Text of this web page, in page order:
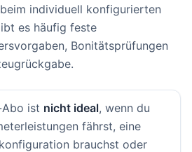
individuell konfigurierten
es häufig feste
Bonitätsprüfungen
Abo ist nicht ideal, wenn du
fährst, eine
brauchst oder